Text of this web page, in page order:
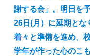
謝する会」。明日を
26日(月）に延期とな
着々と準備を進め、
学年が作った心のこ